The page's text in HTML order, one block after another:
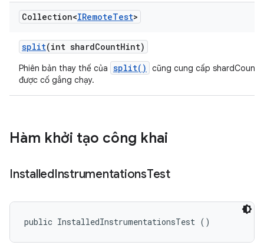
Collection<IRemoteTest>
split(int shardCountHint)
Phiên bản thay thế của split()
cũng cung cấp shardCount
được cố gắng chạy.
Hàm khởi tạo công khai
InstalledInstrumentationsTest
public InstalledInstrumentationsTest ()